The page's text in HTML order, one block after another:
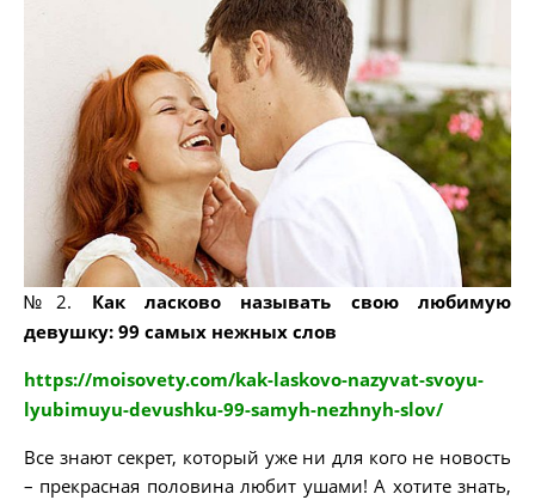
№2. Как ласково называть свою любимую
девушку: 99 самых нежных слов
https://moisovety.com/kak-laskovo-nazyvat-svoyu-
lyubimuyu-devushku-99-samyh-nezhnyh-slov/
Все знают секрет, который уже ни для кого не новость
– прекрасная половина любит ушами! А хотите знать,